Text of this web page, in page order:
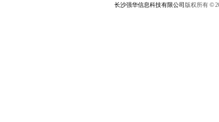
长沙强华信息科技有限公司 版权所有 ©